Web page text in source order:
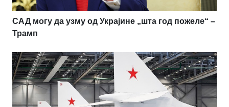
САД могу да узму од Украјине „шта год пожеле“ –
Трамп